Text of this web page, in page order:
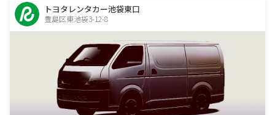
トヨタレンタカー池袋東口
豊島区東池袋3-12-8